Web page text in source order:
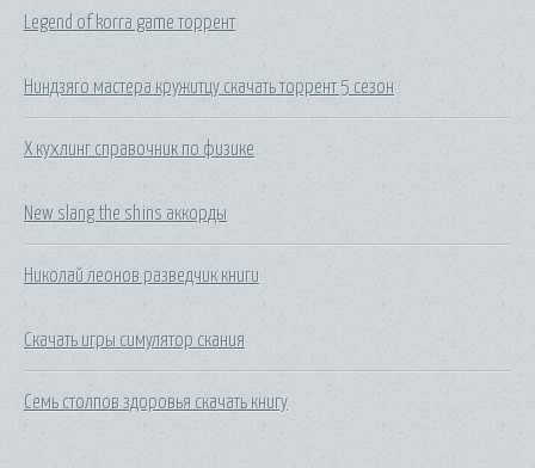
Legend of korra game торрент
Ниндзяго мастера кружитцу скачать торрент 5 сезон
Х кухлинг справочник по физике
New slang the shins аккорды
Николай леонов разведчик книги
Скачать игры симулятор скания
Семь столпов здоровья скачать книгу